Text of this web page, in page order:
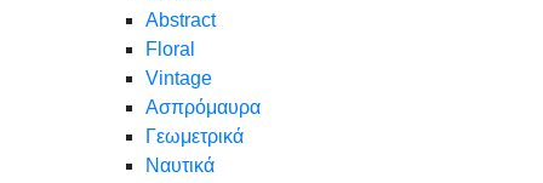
Abstract
Floral
Vintage
Ασπρόμαυρα
Γεωμετρικά
Ναυτικά